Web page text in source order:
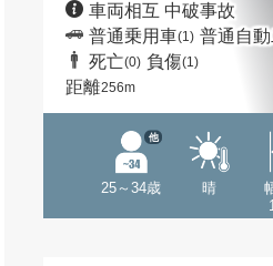
車両相互 中破事故
普通乗用車(1) 普通自
死亡(0) 負傷(1)
距離256m
25～34歳
他
晴